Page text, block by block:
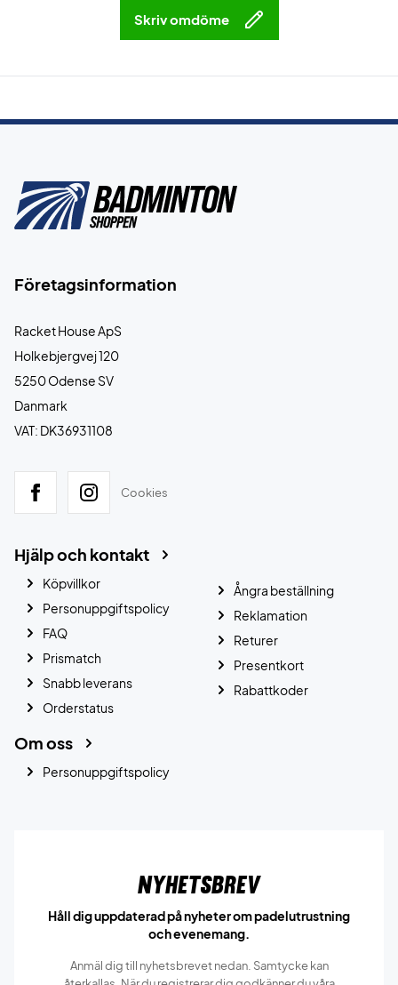
Skriv omdöme
Företagsinformation
Racket House ApS
Holkebjergvej 120
5250 Odense SV
Danmark
VAT: DK36931108
Cookies
Hjälp och kontakt
Köpvillkor
Personuppgiftspolicy
FAQ
Prismatch
Snabb leverans
Orderstatus
Ångra beställning
Reklamation
Returer
Presentkort
Rabattkoder
Om oss
Personuppgiftspolicy
Nyhetsbrev
Håll dig uppdaterad på nyheter om padelutrustning
och evenemang.
Anmäl dig till nyhetsbrevet nedan. Samtycke kan